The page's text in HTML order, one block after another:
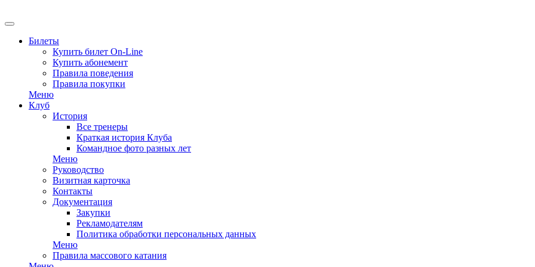
Билеты
Купить билет On-Line
Купить абонемент
Правила поведения
Правила покупки
Меню
Клуб
История
Все тренеры
Краткая история Клуба
Командное фото разных лет
Меню
Руководство
Визитная карточка
Контакты
Документация
Закупки
Рекламодателям
Политика обработки персональных данных
Меню
Правила массового катания